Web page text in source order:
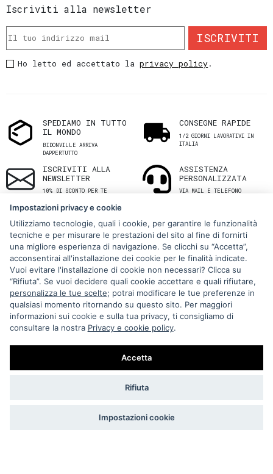
Iscriviti alla newsletter
ISCRIVITI
Ho letto ed accettato laprivacy policy.
SPEDIAMO IN TUTTO
IL MONDO
BIDONVILLE ARRIVA
DAPPERTUTTO
CONSEGNE RAPIDE
1/2 GIORNI LAVORATIVI IN
ITALIA
ISCRIVITI ALLA
NEWSLETTER
10% DI SCONTO PER TE
ASSISTENZA
PERSONALIZZATA
VIA MAIL E TELEFONO
Via Melo 224/a, Bari, Italy, 70121
+39 080 990 5699
P.IVA: 05921860721
Impostazioni Cookie
Impostazioni privacy e cookie
Utilizziamo tecnologie, quali i cookie, per garantire le funzionalità
tecniche e per misurare le prestazioni del sito al fine di fornirti
una migliore esperienza di navigazione. Se clicchi su “Accetta”,
acconsentirai all'installazione dei cookie per le finalità indicate.
Vuoi evitare l'installazione di cookie non necessari? Clicca su
“Rifiuta”. Se vuoi decidere quali cookie accettare e quali rifiutare,
personalizza le tue scelte; potrai modificare le tue preferenze in
qualsiasi momento ritornando su questo sito. Per maggiori
informazioni sui cookie e sulla tua privacy, ti consigliamo di
consultare la nostra Privacy e cookie policy.
Accetta
Rifiuta
Impostazioni cookie